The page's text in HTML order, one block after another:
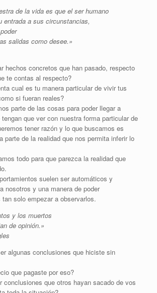
de la vida es que el ser humano
entrada a sus circunstancias,
salidas como desee.»
hechos concretos que han pasado, respecto
te contas al respecto?
cual es tu manera particular de vivir tus
si fueran reales?
parte de las cosas para poder llegar a
que ver con nuestra forma particular de
tener razón y lo que buscamos es
parte de la realidad que nos permita inferir lo
todo para que parezca la realidad que
suelen ser automáticos y
nosotros y una manera de poder
solo empezar a observarlos.
y los muertos
de opinión.»
algunas conclusiones que hiciste sin
que pagaste por eso?
conclusiones que otros hayan sacado de vos